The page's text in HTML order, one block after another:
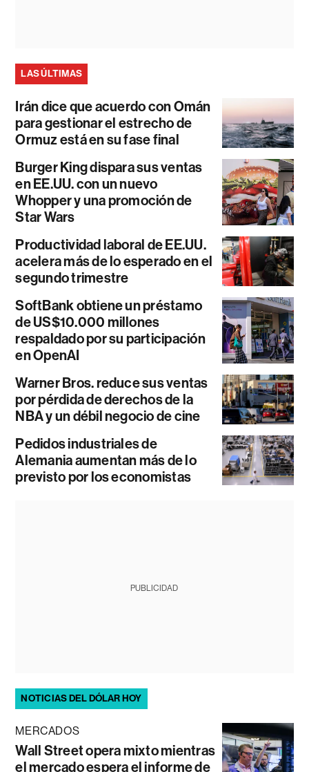
LAS ÚLTIMAS
Irán dice que acuerdo con Omán
para gestionar el estrecho de
Ormuz está en su fase final
Burger King dispara sus ventas
en EE.UU. con un nuevo
Whopper y una promoción de
Star Wars
Productividad laboral de EE.UU.
acelera más de lo esperado en el
segundo trimestre
SoftBank obtiene un préstamo
de US$10.000 millones
respaldado por su participación
en OpenAI
Warner Bros. reduce sus ventas
por pérdida de derechos de la
NBA y un débil negocio de cine
Pedidos industriales de
Alemania aumentan más de lo
previsto por los economistas
PUBLICIDAD
NOTICIAS DEL DÓLAR HOY
MERCADOS
Wall Street opera mixto mientras
el mercado espera el informe de